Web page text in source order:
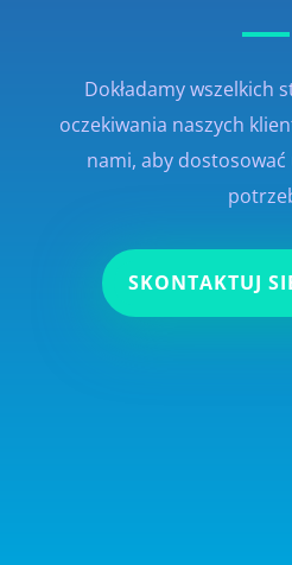
Dokładamy wszelkich
oczekiwania naszych
nami, aby dostosować
SKONTAKTUJ